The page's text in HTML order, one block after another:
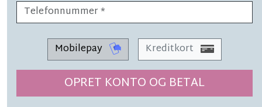
Mobilepay Kreditkort
OPRET KONTO OG BETAL
Han cyklede i stor bue uden om
rivalen – og blev øens bedste
SYNSPUNKTLÆSETID 1 MIN.